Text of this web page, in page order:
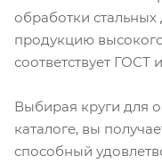
обработки
продукцию
соответствует ГОСТ
Выбирая круги для
каталоге, вы
способный